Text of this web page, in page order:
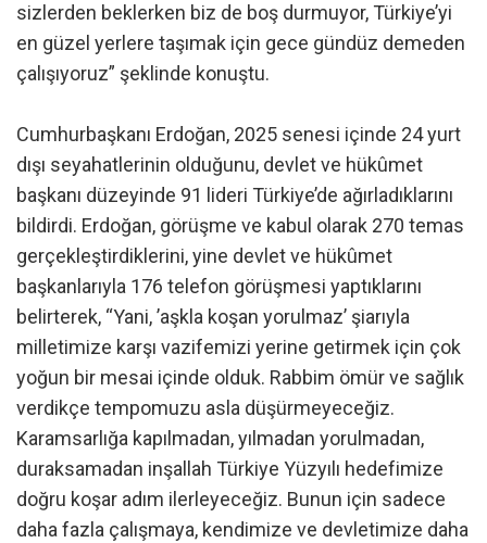
sizlerden beklerken biz de boş durmuyor, Türkiye’yi
en güzel yerlere taşımak için gece gündüz demeden
çalışıyoruz” şeklinde konuştu.
Cumhurbaşkanı Erdoğan, 2025 senesi içinde 24 yurt
dışı seyahatlerinin olduğunu, devlet ve hükûmet
başkanı düzeyinde 91 lideri Türkiye’de ağırladıklarını
bildirdi. Erdoğan, görüşme ve kabul olarak 270 temas
gerçekleştirdiklerini, yine devlet ve hükûmet
başkanlarıyla 176 telefon görüşmesi yaptıklarını
belirterek, “Yani, ’aşkla koşan yorulmaz’ şiarıyla
milletimize karşı vazifemizi yerine getirmek için çok
yoğun bir mesai içinde olduk. Rabbim ömür ve sağlık
verdikçe tempomuzu asla düşürmeyeceğiz.
Karamsarlığa kapılmadan, yılmadan yorulmadan,
duraksamadan inşallah Türkiye Yüzyılı hedefimize
doğru koşar adım ilerleyeceğiz. Bunun için sadece
daha fazla çalışmaya, kendimize ve devletimize daha